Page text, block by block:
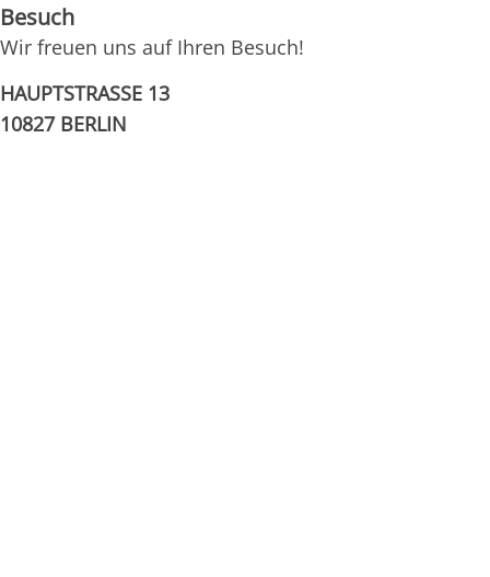
Besuch
Wir freuen uns auf Ihren Besuch!
HAUPTSTRASSE 13
10827 BERLIN